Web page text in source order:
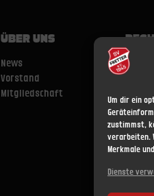
Um dir ein
zustimmst,
verarbeiten.
Merkmale
Dienste
ÜBER UNS
News
Vorstand
Mitgliedschaft